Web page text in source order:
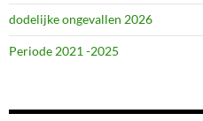
dodelijke ongevallen 2026
Periode 2021 -2025